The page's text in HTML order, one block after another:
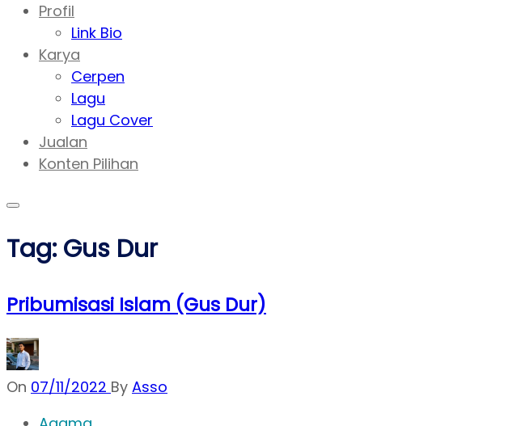
Profil
Link Bio
Karya
Cerpen
Lagu
Lagu Cover
Jualan
Konten Pilihan
Tag:Gus Dur
Pribumisasi Islam (Gus Dur)
On 07/11/2022 By Asso